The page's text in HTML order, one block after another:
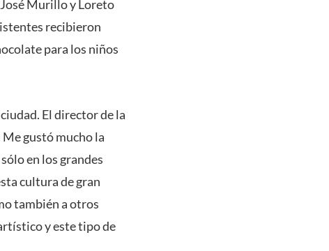
Murillo y Loreto
recibieron
para los niños
El director de la
gustó mucho la
en los grandes
cultura de gran
también a otros
y este tipo de